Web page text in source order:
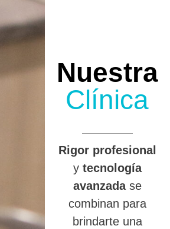
Nuestra
Clínica
Rigor profesional
y tecnología
avanzadase
combinan para
brindarte una